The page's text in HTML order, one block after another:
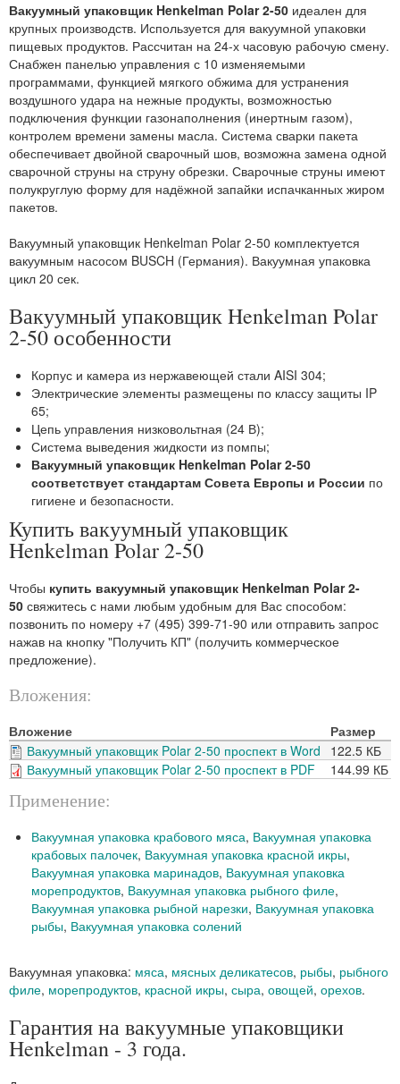
Вакуумный упаковщик Henkelman Polar 2-50 идеален для
крупных производств. Используется для вакуумной упаковки
пищевых продуктов. Рассчитан на 24-х часовую рабочую смену.
Снабжен панелью управления с 10 изменяемыми
программами, функцией мягкого обжима для устранения
воздушного удара на нежные продукты, возможностью
подключения функции газонаполнения (инертным газом),
контролем времени замены масла. Система сварки пакета
обеспечивает двойной сварочный шов, возможна замена одной
сварочной струны на струну обрезки. Сварочные струны имеют
полукруглую форму для надёжной запайки испачканных жиром
пакетов.
Вакуумный упаковщик Henkelman Polar 2-50 комплектуется
вакуумным насосом BUSCH (Германия). Вакуумная упаковка
цикл 20 сек.
Вакуумный упаковщик Henkelman Polar
2-50 особенности
Корпус и камера из нержавеющей стали AISI 304;
Электрические элементы размещены по классу защиты IP
65;
Цепь управления низковольтная (24 В);
Система выведения жидкости из помпы;
Вакуумный упаковщик Henkelman Polar 2-50
соответствует стандартам Совета Европы и России по
гигиене и безопасности.
Купить вакуумный упаковщик
Henkelman Polar 2-50
Чтобы купить вакуумный упаковщик Henkelman Polar 2-
50 свяжитесь с нами любым удобным для Вас способом:
позвонить по номеру +7 (495) 399-71-90 или отправить запрос
нажав на кнопку "Получить КП" (получить коммерческое
предложение).
Вложения:
Вложение
Размер
Вакуумный упаковщик Polar 2-50 проспект в Word
122.5 КБ
Вакуумный упаковщик Polar 2-50 проспект в PDF
144.99 КБ
Применение:
Вакуумная упаковка крабового мяса, Вакуумная упаковка
крабовых палочек, Вакуумная упаковка красной икры,
Вакуумная упаковка маринадов, Вакуумная упаковка
морепродуктов, Вакуумная упаковка рыбного филе,
Вакуумная упаковка рыбной нарезки, Вакуумная упаковка
рыбы, Вакуумная упаковка солений
Вакуумная упаковка: мяса, мясных деликатесов, рыбы, рыбного
филе, морепродуктов, красной икры, сыра, овощей, орехов.
Гарантия на вакуумные упаковщики
Henkelman - 3 года.